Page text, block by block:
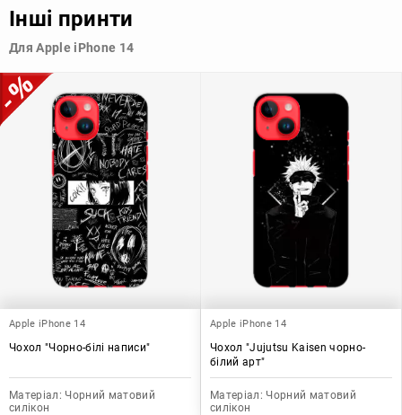
підібрати той, що найбільше відповідає вашому стилю та
допомагає захистити ваш пристрій, зберегти його цінність і
додати зручності в користуванні.
Інші принти
Для Apple iPhone 14
Apple iPhone 14
Чохол "Чорно-білі написи"
Матеріал: Чорний матовий
силікон
Apple iPhone 14
Чохол "Jujutsu Kaisen чорно-
білий арт"
Матеріал: Чорний матовий
силікон